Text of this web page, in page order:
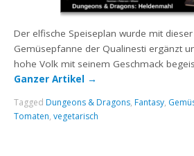
Der elfische Speiseplan wurde mit
Gemüsepfanne der Qualinesti ergänzt
hohe Volk mit seinem Geschmack
Ganzer Artikel →
Tagged Dungeons & Dragons, Fantasy,
Tomaten,vegetarisch